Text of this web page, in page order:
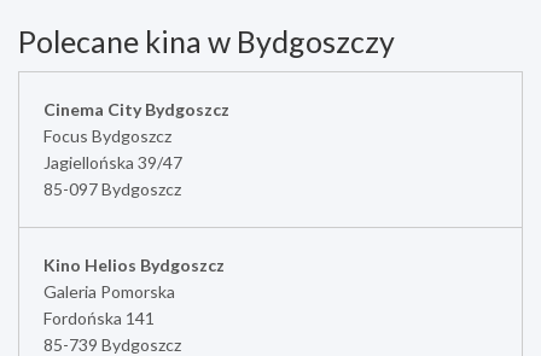
Polecane kina w Bydgoszczy
Cinema City Bydgoszcz
Focus Bydgoszcz
Jagiellońska 39/47
85-097 Bydgoszcz
Kino Helios Bydgoszcz
Galeria Pomorska
Fordońska 141
85-739 Bydgoszcz